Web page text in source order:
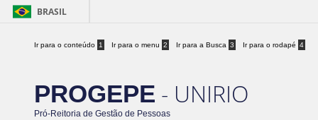
BRASIL
Ir para o conteúdo 1 Ir para o menu 2 Ir para a Busca 3 Ir para o rodapé 4
PROGEPE - UNIRIO
Pró-Reitoria de Gestão de Pessoas